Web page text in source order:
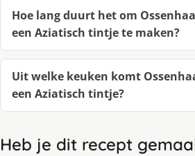
Hoe lang duurt het om
een Aziatisch tintje te maken?
Uit welke keuken komt
een Aziatisch tintje?
Heb je dit recept